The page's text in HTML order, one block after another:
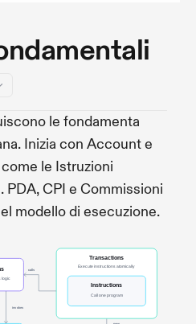
le fondamenta
Inizia con Account e
le Istruzioni
PDA, CPI e Commissioni
modello di esecuzione.